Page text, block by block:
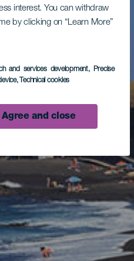
interest. You can withdraw
by clicking on “Learn More”
and services development, Precise
, Technical cookies
Agree and close